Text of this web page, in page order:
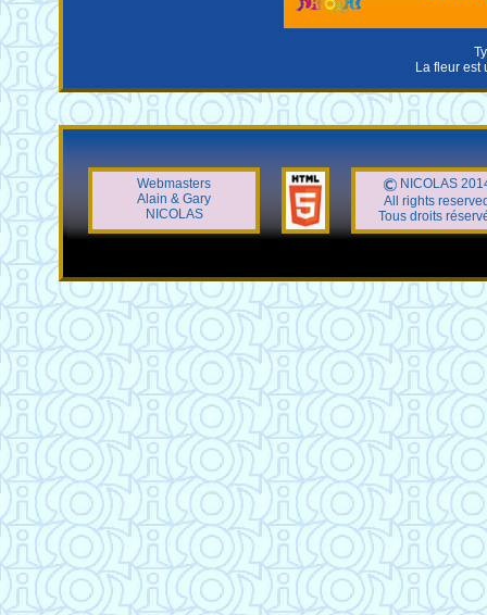
La fleur est
Webmasters
Alain & Gary
NICOLAS
NICOLAS
All rights
Tous droits